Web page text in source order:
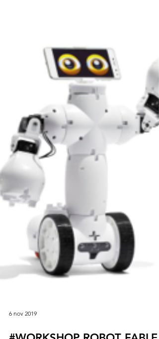
6 nov 2019